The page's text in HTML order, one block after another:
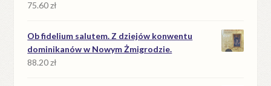
75.60zł
Ob fidelium salutem. Z dziejów konwentu
dominikanów w Nowym Żmigrodzie.
88.20zł